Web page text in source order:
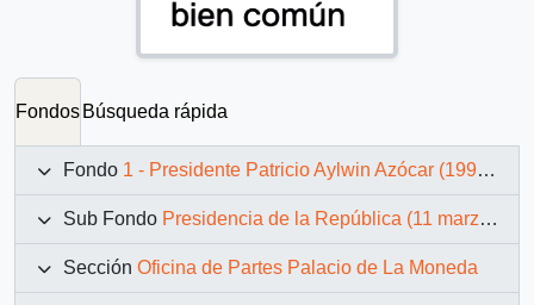
Fondos Búsqueda rápida
Fondo 1 - Presidente Patricio Aylwin Azócar (1990-1994)
Sub Fondo Presidencia de la República (11 marzo 1990 – 11 marzo 1994)
Sección Oficina de Partes Palacio de La Moneda